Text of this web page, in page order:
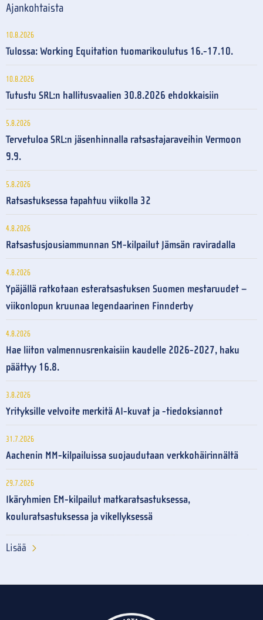
Ajankohtaista
10.8.2026
Tulossa: Working Equitation tuomarikoulutus 16.-17.10.
10.8.2026
Tutustu SRL:n hallitusvaalien 30.8.2026 ehdokkaisiin
5.8.2026
Tervetuloa SRL:n jäsenhinnalla ratsastajaraveihin Vermoon
9.9.
5.8.2026
Ratsastuksessa tapahtuu viikolla 32
4.8.2026
Ratsastusjousiammunnan SM-kilpailut Jämsän raviradalla
4.8.2026
Ypäjällä ratkotaan esteratsastuksen Suomen mestaruudet –
viikonlopun kruunaa legendaarinen Finnderby
4.8.2026
Hae liiton valmennusrenkaisiin kaudelle 2026-2027, haku
päättyy 16.8.
3.8.2026
Yrityksille velvoite merkitä AI-kuvat ja -tiedoksiannot
31.7.2026
Aachenin MM-kilpailuissa suojaudutaan verkkohäirinnältä
29.7.2026
Ikäryhmien EM-kilpailut matkaratsastuksessa,
kouluratsastuksessa ja vikellyksessä
Lisää